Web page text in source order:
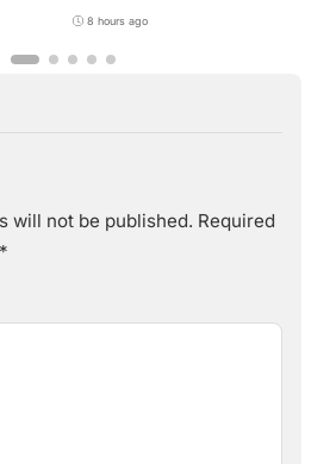
8 hours ago
will not be published. Required
*